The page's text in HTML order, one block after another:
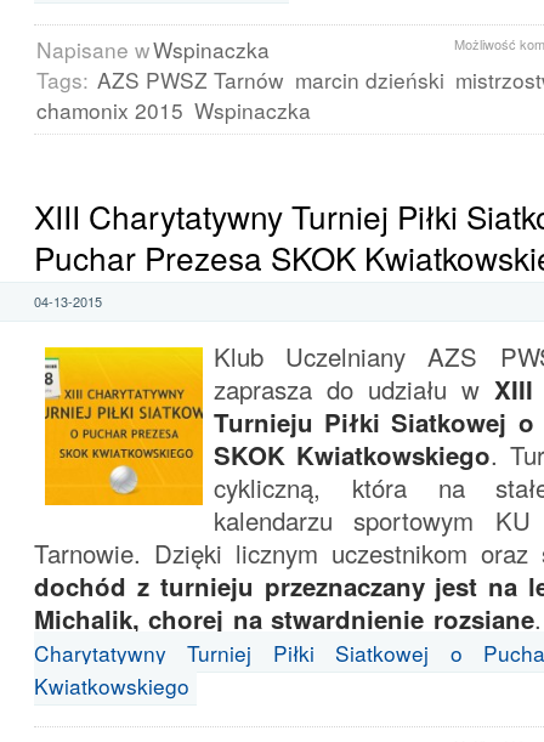
Możliwość
Napisane wWspinaczka
Tags: AZS PWSZ Tarnów marcin dzieński
chamonix 2015 Wspinaczka
XIII Charytatywny Turniej Piłki
Puchar Prezesa SKOK
04-13-2015
Klub Uczelniany AZS
zaprasza do udziału w XIII
Turnieju Piłki Siatkowej o
SKOK Kwiatkowskiego.
cykliczną, która na
kalendarzu sportowym
Tarnowie. Dzięki licznym uczestnikom
dochód z turnieju przeznaczany jest na
Michalik, chorej na stwardnienie rozsiane
Charytatywny Turniej Piłki Siatkowej o
Kwiatkowskiego